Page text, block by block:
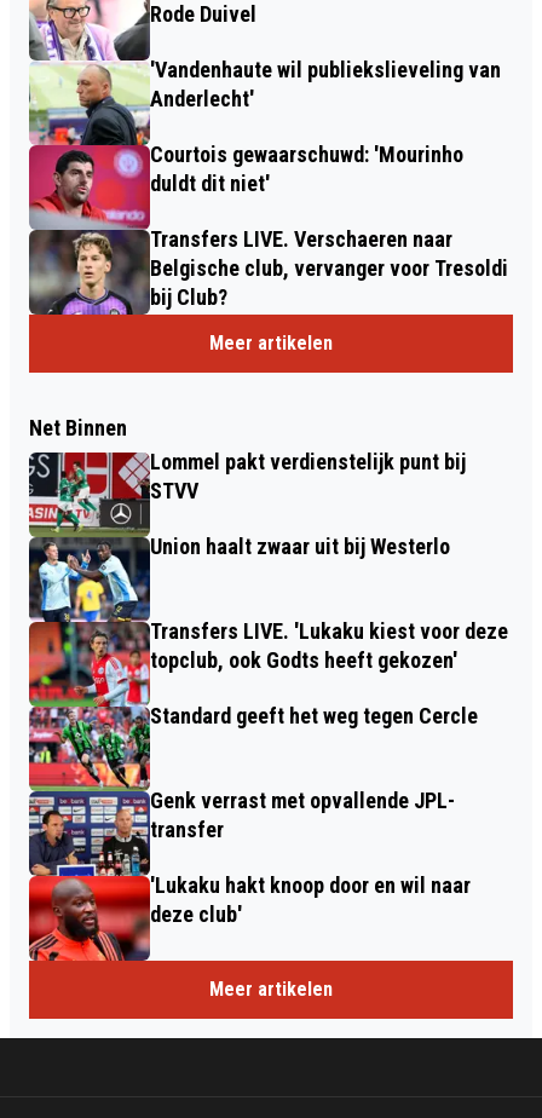
Rode Duivel
'Vandenhaute wil publiekslieveling van
Anderlecht'
Courtois gewaarschuwd: 'Mourinho
duldt dit niet'
Transfers LIVE. Verschaeren naar
Belgische club, vervanger voor Tresoldi
bij Club?
Meer artikelen
Net Binnen
Lommel pakt verdienstelijk punt bij
STVV
Union haalt zwaar uit bij Westerlo
Transfers LIVE. 'Lukaku kiest voor deze
topclub, ook Godts heeft gekozen'
Standard geeft het weg tegen Cercle
Genk verrast met opvallende JPL-
transfer
'Lukaku hakt knoop door en wil naar
deze club'
Meer artikelen